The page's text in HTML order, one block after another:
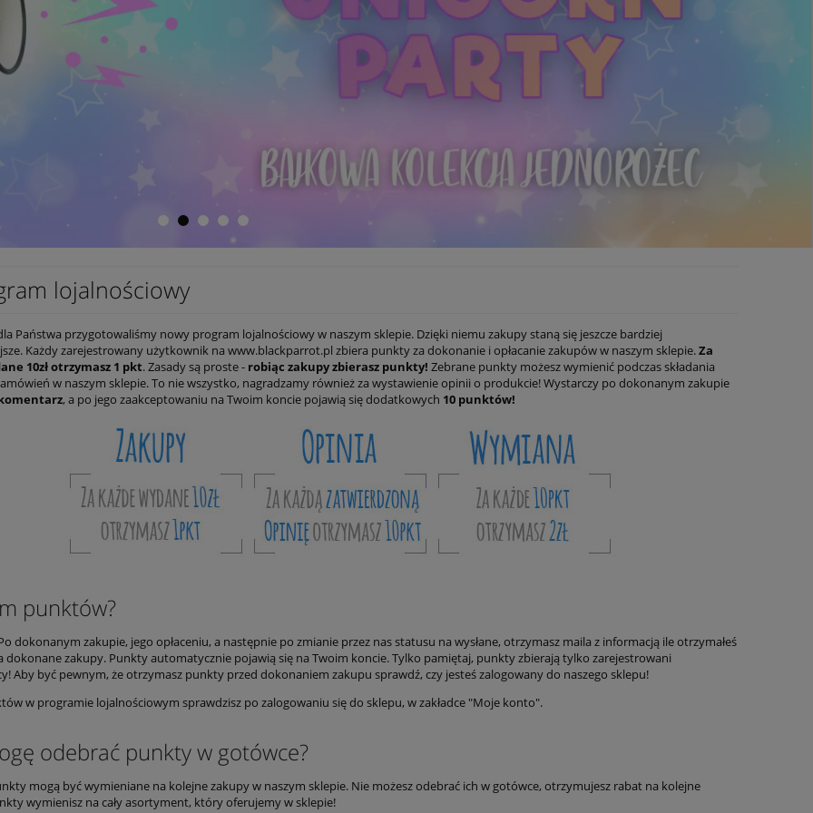
lojalnościowy
Państwa przygotowaliśmy nowy program lojalnościowy w naszym sklepie. Dzięki niemu zakupy staną się jeszcze bardziej
Każdy zarejestrowany użytkownik na www.blackparrot.pl zbiera punkty za dokonanie i opłacanie zakupów w naszym sklepie.Za
10zł otrzymasz 1 pkt. Zasady są proste - robiąc zakupy zbierasz punkty! Zebrane punkty możesz wymienić podczas składania
w naszym sklepie. To nie wszystko, nagradzamy również za wystawienie opinii o produkcie! Wystarczy po dokonanym zakupie
, a po jego zaakceptowaniu na Twoim koncie pojawią się dodatkowych 10 punktów!
punktów?
dokonanym zakupie, jego opłaceniu, a następnie po zmianie przez nas statusu na wysłane, otrzymasz maila z informacją ile otrzymałeś
dokonane zakupy. Punkty automatycznie pojawią się na Twoim koncie. Tylko pamiętaj, punkty zbierają tylko zarejestrowani
Aby być pewnym, że otrzymasz punkty przed dokonaniem zakupu sprawdź, czy jesteś zalogowany do naszego sklepu!
w programie lojalnościowym sprawdzisz po zalogowaniu się do sklepu, w zakładce "Moje konto".
odebrać punkty w gotówce?
mogą być wymieniane na kolejne zakupy w naszym sklepie. Nie możesz odebrać ich w gotówce, otrzymujesz rabat na kolejne
wymienisz na cały asortyment, który oferujemy w sklepie!